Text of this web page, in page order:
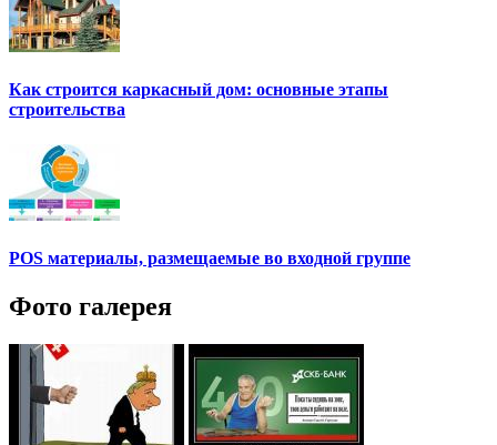
Как строится каркасный дом: основные этапы
строительства
POS материалы, размещаемые во входной группе
Фото галерея